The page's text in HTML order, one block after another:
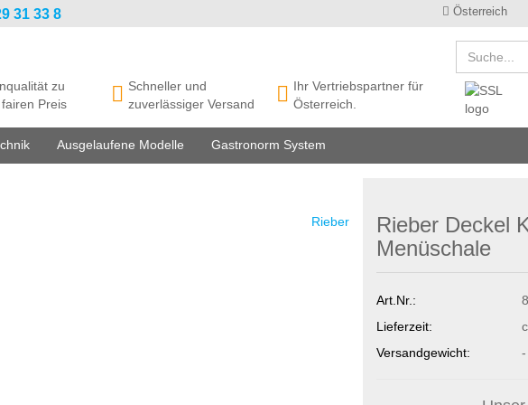
Österreich
zu
Preis
Schneller und
zuverlässiger Versand
Ihr Vertriebspartner für
Österreich.
31 33 8
Ausgelaufene Modelle Gastronorm System
Rieber
Rieber Deckel
Menüschale
Art.Nr.:
Lieferzeit:
Versandgewicht:
-